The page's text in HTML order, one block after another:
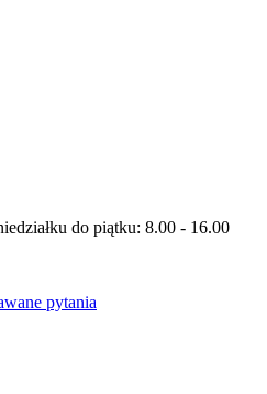
do piątku: 8.00 - 16.00
pytania